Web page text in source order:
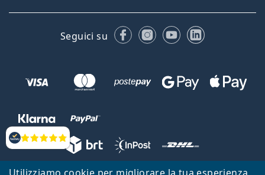
Valutazione
Seguici su FacebookInstagram
YouTubeLinkedIn